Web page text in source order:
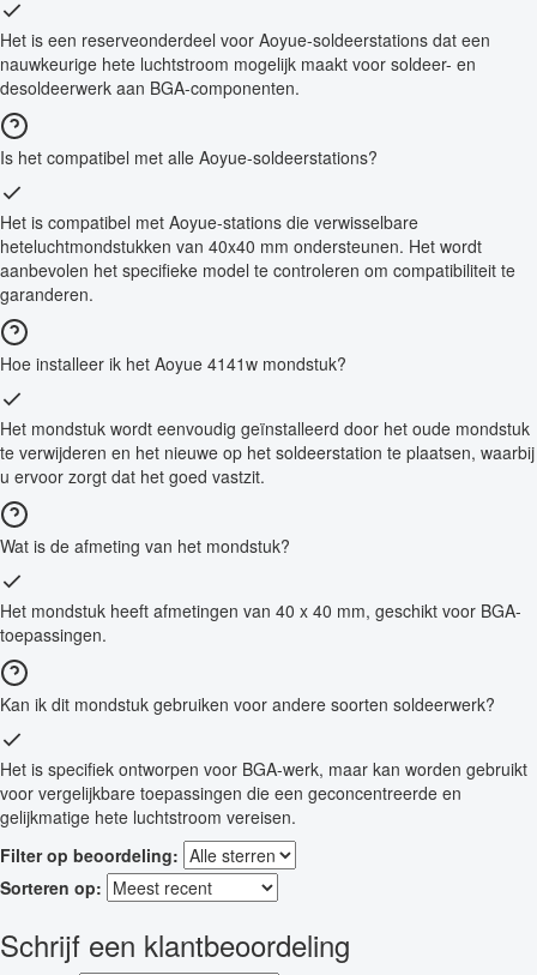
Het is een reserveonderdeel voor Aoyue-soldeerstations dat een
nauwkeurige hete luchtstroom mogelijk maakt voor soldeer- en
desoldeerwerk aan BGA-componenten.
Is het compatibel met alle Aoyue-soldeerstations?
Het is compatibel met Aoyue-stations die verwisselbare
heteluchtmondstukken van 40x40 mm ondersteunen. Het wordt
aanbevolen het specifieke model te controleren om compatibiliteit te
garanderen.
Hoe installeer ik het Aoyue 4141w mondstuk?
Het mondstuk wordt eenvoudig geïnstalleerd door het oude mondstuk
te verwijderen en het nieuwe op het soldeerstation te plaatsen, waarbij
u ervoor zorgt dat het goed vastzit.
Wat is de afmeting van het mondstuk?
Het mondstuk heeft afmetingen van 40 x 40 mm, geschikt voor BGA-
toepassingen.
Kan ik dit mondstuk gebruiken voor andere soorten soldeerwerk?
Het is specifiek ontworpen voor BGA-werk, maar kan worden gebruikt
voor vergelijkbare toepassingen die een geconcentreerde en
gelijkmatige hete luchtstroom vereisen.
Filter op beoordeling:
Sorteren op:
Schrijf een klantbeoordeling